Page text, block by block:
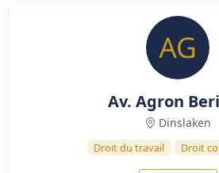
Av. Agron
Dinslaken
Droit du travail Droit